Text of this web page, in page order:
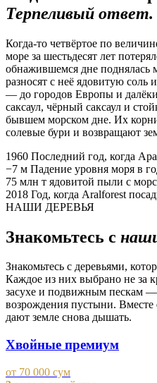
Терпеливый ответ.
Когда-то четвёртое по
море за шестьдесят лет
обнажившемся дне поднялась
разносят с неё ядовитую соль
— до городов Европы и
саксаул, чёрный саксаул и
бывшем морском дне. Их
солевые бури и возвращают
1960 Последний год, когда
−7 м Падение уровня моря в
75 млн т ядовитой пыли с
2018 Год, когда Aralforest
НАШИ ДЕРЕВЬЯ
Знакомьтесь с
Знакомьтесь с деревьями,
Каждое из них выбрано не за
засухе и подвижным пескам
возрождения пустыни. Вместе
дают земле снова дышать.
Хвойные премиум
от 70 000 сум